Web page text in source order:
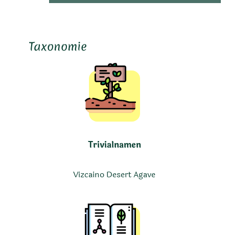
Taxonomie
Trivialnamen
Vizcaino Desert Agave